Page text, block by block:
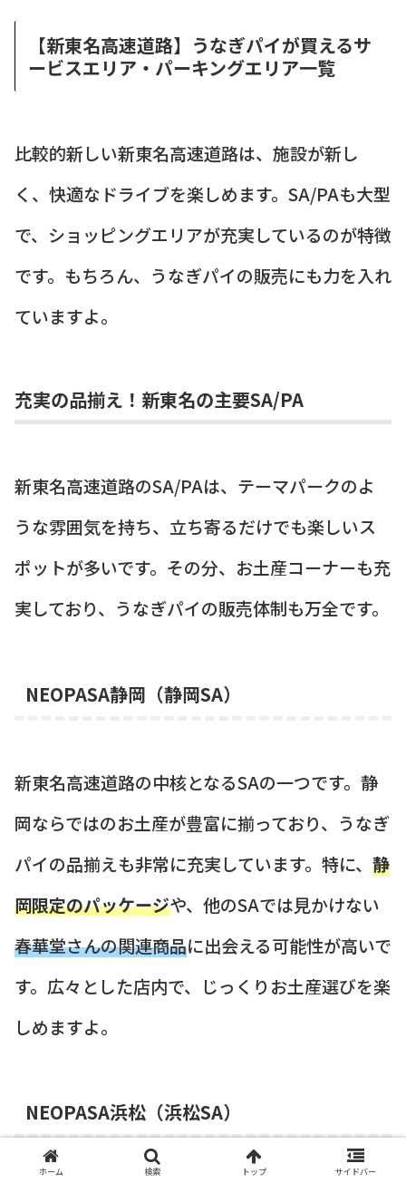
【新東名高速道路】うなぎパイが買えるサ
ービスエリア・パーキングエリア一覧
比較的新しい新東名高速道路は、施設が新し
く、快適なドライブを楽しめます。SA/PAも大型
で、ショッピングエリアが充実しているのが特徴
です。もちろん、うなぎパイの販売にも力を入れ
ていますよ。
充実の品揃え！新東名の主要SA/PA
新東名高速道路のSA/PAは、テーマパークのよ
うな雰囲気を持ち、立ち寄るだけでも楽しいス
ポットが多いです。その分、お土産コーナーも充
実しており、うなぎパイの販売体制も万全です。
NEOPASA静岡（静岡SA）
新東名高速道路の中核となるSAの一つです。静
岡ならではのお土産が豊富に揃っており、うなぎ
パイの品揃えも非常に充実しています。特に、 静
岡限定のパッケージや、他のSAでは見かけない
春華堂さんの関連商品に出会える可能性が高いで
す。広々とした店内で、じっくりお土産選びを楽
しめますよ。
NEOPASA浜松（浜松SA）
ホーム 検索 トップ サイドバー